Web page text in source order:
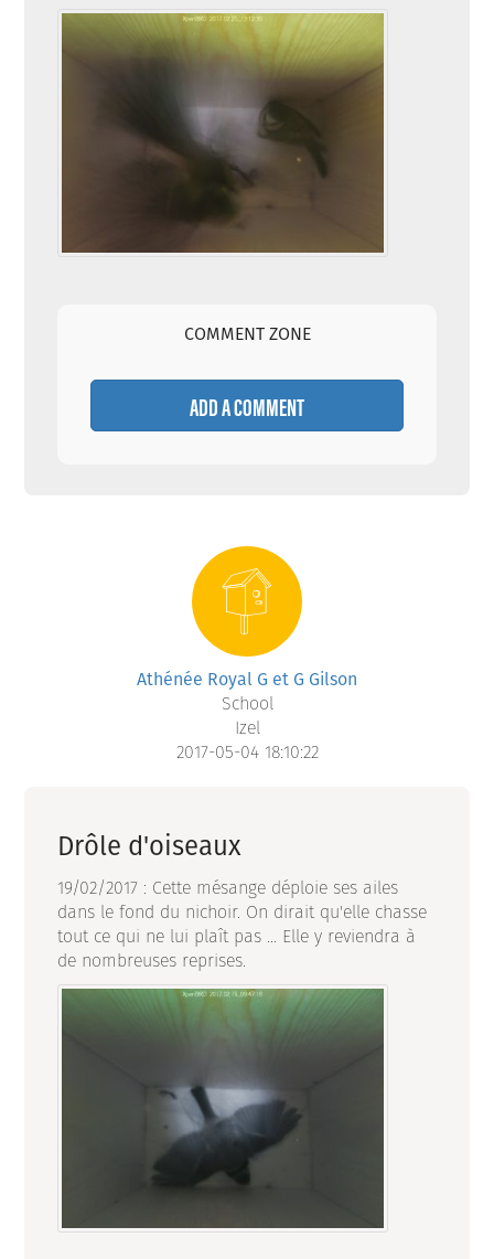
COMMENT ZONE
ADD A COMMENT
Athénée Royal G et G Gilson
School
Izel
2017-05-04 18:10:22
Drôle d'oiseaux
19/02/2017 : Cette mésange déploie ses ailes
dans le fond du nichoir. On dirait qu'elle chasse
tout ce qui ne lui plaît pas ... Elle y reviendra à
de nombreuses reprises.